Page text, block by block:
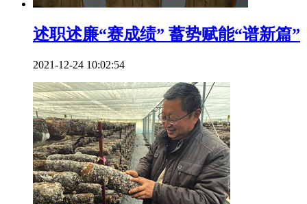
述职述廉“赛成绩” 蓄势赋能“谱新篇”
2021-12-24 10:02:54